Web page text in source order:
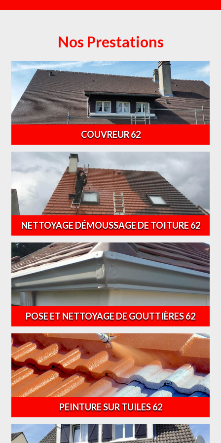
Nos Prestations
COUVREUR 62
NETTOYAGE DÉMOUSSAGE DE TOITURE 62
POSE ET NETTOYAGE DE GOUTTIÈRES 62
PEINTURE SUR TUILES 62